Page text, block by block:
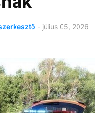
- július 05, 2026